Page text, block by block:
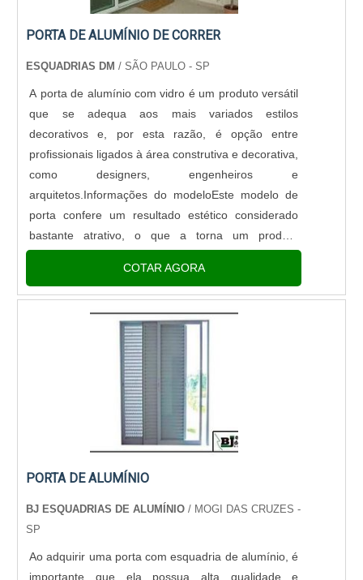
PORTA DE ALUMÍNIO DE CORRER
ESQUADRIAS DM / SÃO PAULO - SP
A porta de alumínio com vidro é um produto versátil
que se adequa aos mais variados estilos
decorativos e, por esta razão, é opção entre
profissionais ligados à área construtiva e decorativa,
como designers, engenheiros e
arquitetos.Informações do modeloEste modelo de
porta confere um resultado estético considerado
bastante atrativo, o que a torna um produto
estabelecimentos comerciais, industriais, escritór....
COTAR AGORA
PORTA DE ALUMÍNIO
BJ ESQUADRIAS DE ALUMÍNIO / MOGI DAS CRUZES -
SP
Ao adquirir uma porta com esquadria de alumínio, é
importante que ela possua alta qualidade e